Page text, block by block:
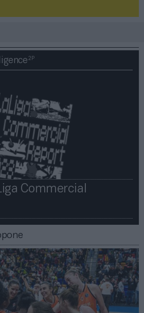
2P
Commercial